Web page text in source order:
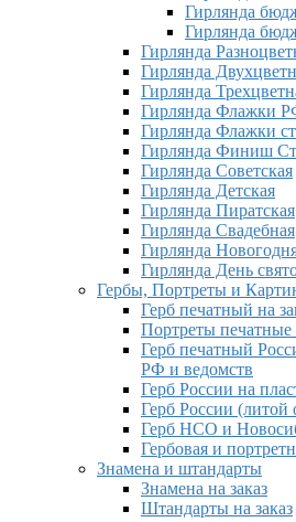
Гирлянда
Гирлянда
Гирлянда
Гирлянда
Гирлянда
Гирлянда Флажки
Гирлянда Флажки
Гирлянда Финиш
Гирлянда Советская
Гирлянда Детская
Гирлянда Пиратская
Гирлянда Свадебная
Гирлянда
Гирлянда День
Гербы, Портреты и
Герб печатный на
Портреты печатные
Герб печатный
РФ и ведомств
Герб России на
Герб России (литой
Герб НСО и
Гербовая и
Знамена и штандарты
Знамена на заказ
Штандарты на заказ